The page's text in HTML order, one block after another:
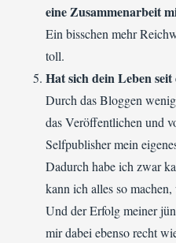
eine Zusammenarbeit
Ein bisschen mehr
toll.
Hat sich dein Leben
Durch das Bloggen
das Veröffentlichen und
Selfpublisher mein
Dadurch habe ich zwar
kann ich alles so
Und der Erfolg meiner
mir dabei ebenso recht